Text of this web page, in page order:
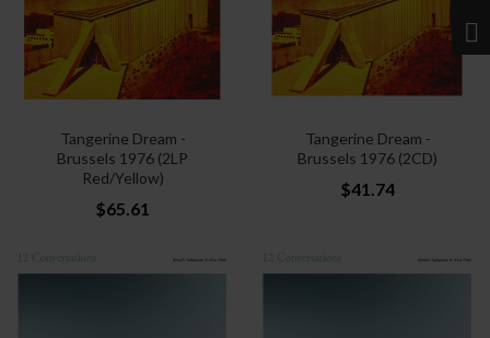
Tangerine Dream -
Brussels 1976 (2LP
Red/Yellow)
$65.61
Tangerine Dream -
Brussels 1976 (2CD)
$41.74